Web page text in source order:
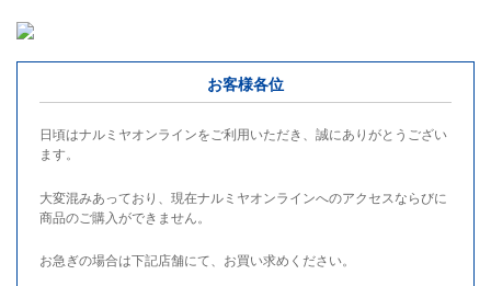
お客様各位
日頃はナルミヤオンラインをご利用いただき、誠にありがとうござい
ます。
大変混みあっており、現在ナルミヤオンラインへのアクセスならびに
商品のご購入ができません。
お急ぎの場合は下記店舗にて、お買い求めください。